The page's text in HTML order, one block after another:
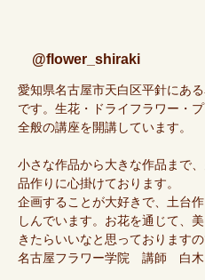
@flower_shiraki
愛知県名古屋市天白区平針にあ
です。生花・ドライフラワー・
全般の講座を開講しています。
小さな作品から大きな作品まで
品作りに心掛けております。
企画することが大好きで、土台
しんでいます。お花を通じて、
きたらいいなと思っております
名古屋フラワー学院 講師 白木